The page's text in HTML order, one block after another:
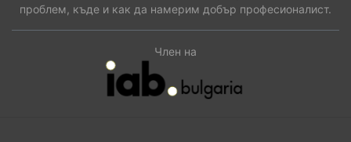
проблем, къде и как да намерим добър професионалист.
Член на